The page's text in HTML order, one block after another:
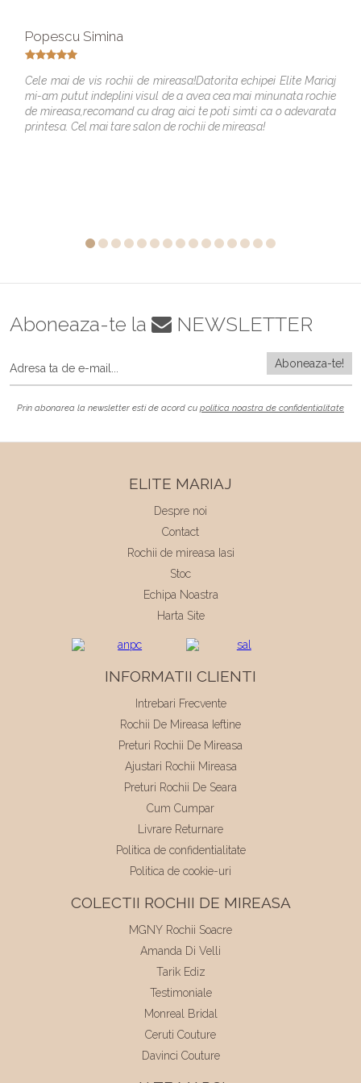
Popescu Simina
Cele mai de vis rochii de mireasa!Datorita echipei Elite Mariaj
mi-am putut indeplini visul de a avea cea mai minunata rochie
de mireasa,recomand cu drag aici te poti simti ca o adevarata
printesa. Cel mai tare salon de rochii de mireasa!
Aboneaza-te la NEWSLETTER
Prin abonarea la newsletter esti de acord cu politica noastra de confidentialitate
ELITE MARIAJ
Despre noi
Contact
Rochii de mireasa Iasi
Stoc
Echipa Noastra
Harta Site
INFORMATII CLIENTI
Intrebari Frecvente
Rochii De Mireasa Ieftine
Preturi Rochii De Mireasa
Ajustari Rochii Mireasa
Preturi Rochii De Seara
Cum Cumpar
Livrare Returnare
Politica de confidentialitate
Politica de cookie-uri
COLECTII ROCHII DE MIREASA
MGNY Rochii Soacre
Amanda Di Velli
Tarik Ediz
Testimoniale
Monreal Bridal
Ceruti Couture
Davinci Couture